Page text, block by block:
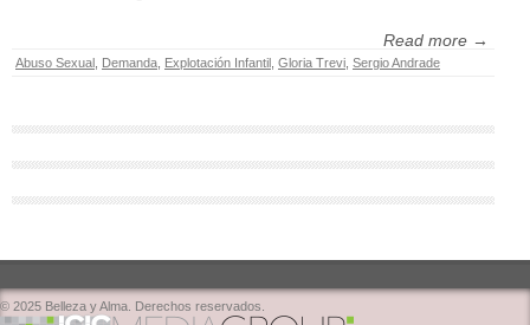
Read more →
Abuso Sexual Demanda Explotación Infantil Gloria Trevi Sergio Andrade
© 2025 Belleza y Alma. Derechos reservados.